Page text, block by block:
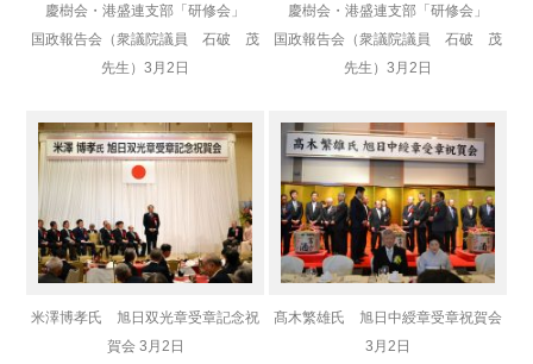
慶樹会・港盛連支部「研修会」
国政報告会（衆議院議員 石破 茂
先生） 3月2日
慶樹会・港盛連支部「研修会」
国政報告会（衆議院議員 石破 茂
先生） 3月2日
米澤博孝氏 旭日双光章受章記念祝
賀会 3月2日
髙木繁雄氏 旭日中綬章受章祝賀会
3月2日